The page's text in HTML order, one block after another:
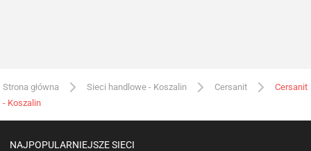
Strona główna Sieci handlowe - Koszalin Cersanit
Cersanit
- Koszalin
NAJPOPULARNIEJSZE SIECI